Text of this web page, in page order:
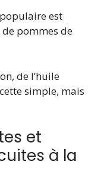
est
pommes de
de l’huile
simple, mais
et
à la